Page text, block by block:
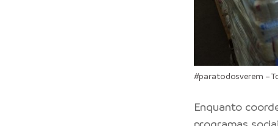
#paratodosverem –
Enquanto